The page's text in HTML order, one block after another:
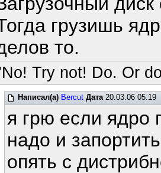
грузишь
то.
Try not! Do. Or
Написал(а) Bercut Дата20.03.06 05:19
я грю если ядро
надо и
опять с